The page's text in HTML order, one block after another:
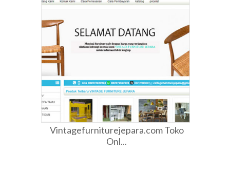
Vintagefurniturejepara.com Toko
Onl...